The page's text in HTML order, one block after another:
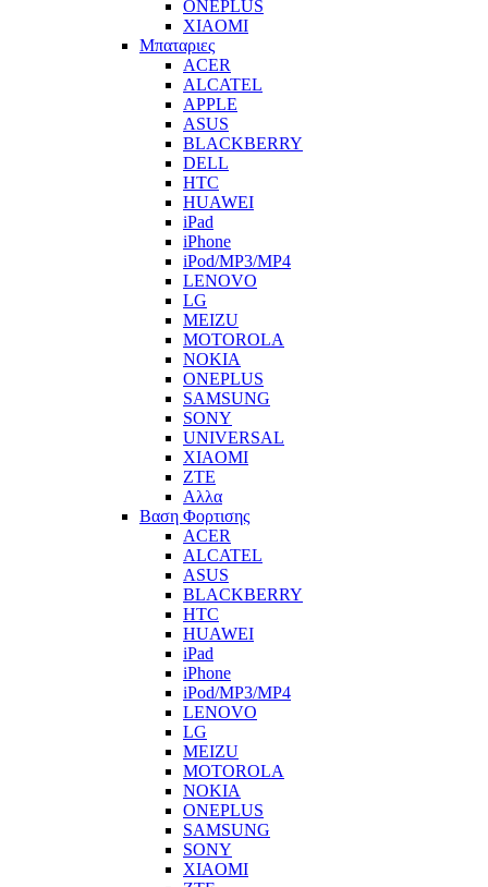
ONEPLUS
XIAOMI
Μπαταριες
ACER
ALCATEL
APPLE
ASUS
BLACKBERRY
DELL
HTC
HUAWEI
iPad
iPhone
iPod/MP3/MP4
LENOVO
LG
MEIZU
MOTOROLA
NOKIA
ONEPLUS
SAMSUNG
SONY
UNIVERSAL
XIAOMI
ZTE
Αλλα
Βαση Φορτισης
ACER
ALCATEL
ASUS
BLACKBERRY
HTC
HUAWEI
iPad
iPhone
iPod/MP3/MP4
LENOVO
LG
MEIZU
MOTOROLA
NOKIA
ONEPLUS
SAMSUNG
SONY
XIAOMI